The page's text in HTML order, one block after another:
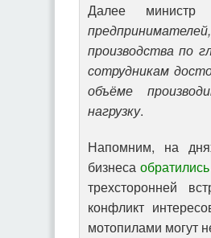
Далее
производства по
сотрудникам
объёме
нагрузку.
Напомним, на
бизнеса обратились
трехсторонней
конфликт
мотопилами могут